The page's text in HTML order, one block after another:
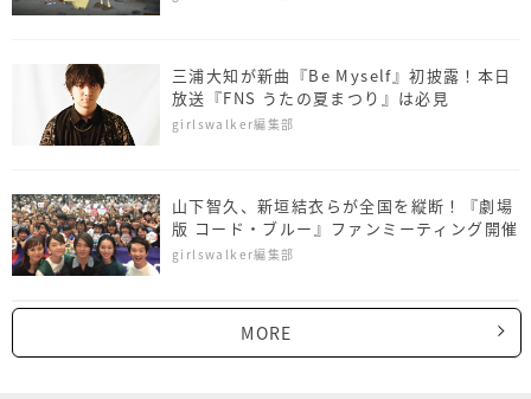
三浦大知が新曲『Be Myself』初披露！本日
放送『FNS うたの夏まつり』は必見
girlswalker編集部
山下智久、新垣結衣らが全国を縦断！『劇場
版 コード・ブルー』ファンミーティング開催
girlswalker編集部
MORE